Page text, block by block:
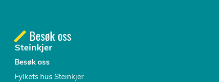
Besøk oss
Steinkjer
Besøk oss
Fylkets hus Steinkjer